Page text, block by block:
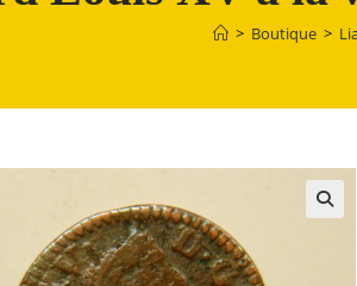
> Boutique >